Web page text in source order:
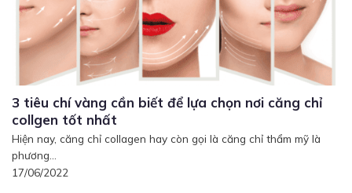
3 tiêu chí vàng cần biết để lựa chọn nơi căng chỉ
collgen tốt nhất
Hiện nay, căng chỉ collagen hay còn gọi là căng chỉ thẩm mỹ là
phương...
17/06/2022